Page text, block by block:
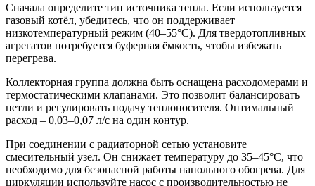
Сначала определите тип источника тепла. Если используется
газовый котёл, убедитесь, что он поддерживает
низкотемпературный режим (40–55°C). Для твердотопливных
агрегатов потребуется буферная ёмкость, чтобы избежать
перегрева.
Коллекторная группа должна быть оснащена расходомерами и
термостатическими клапанами. Это позволит балансировать
петли и регулировать подачу теплоносителя. Оптимальный
расход – 0,03–0,07 л/с на один контур.
При соединении с радиаторной сетью установите
смесительный узел. Он снижает температуру до 35–45°C, что
необходимо для безопасной работы напольного обогрева. Для
циркуляции используйте насос с производительностью не